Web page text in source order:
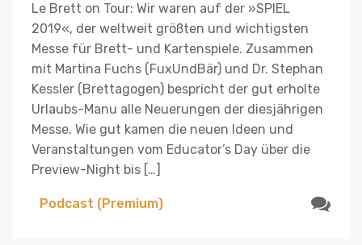
Le Brett on Tour: Wir waren auf der »SPIEL
2019«, der weltweit größten und wichtigsten
Messe für Brett- und Kartenspiele. Zusammen
mit Martina Fuchs (FuxUndBär) und Dr. Stephan
Kessler (Brettagogen) bespricht der gut erholte
Urlaubs-Manu alle Neuerungen der diesjährigen
Messe. Wie gut kamen die neuen Ideen und
Veranstaltungen vom Educator’s Day über die
Preview-Night bis […]
Podcast (Premium)